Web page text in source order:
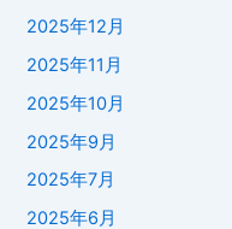
2025年12月
2025年11月
2025年10月
2025年9月
2025年7月
2025年6月